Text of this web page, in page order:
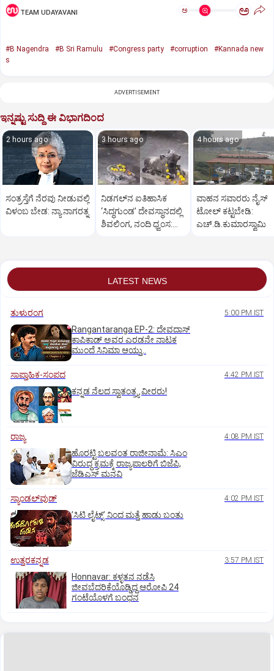
TEAM UDAYAVANI ಅ ಅ
#B Nagendra #B Sri Ramulu #Congress party #corruption
#Kannada new
s
ADVERTISEMENT
ಇನ್ನಷ್ಟು ಸುದ್ದಿ ಈ ವಿಭಾಗದಿಂದ
2 hours ago
ಸಂತ್ರಸ್ತೆಗೆ ನೆರವು ನೀಡುವಲ್ಲಿ
ವಿಳಂಬ ಬೇಡ: ನ್ಯಾ.ನಾಗರತ್ನ
3 hours ago
ನಿಡಗಲ್‌ನ ಐತಿಹಾಸಿಕ
‘ಸಿದ್ಧಗುಂಡ’ ದೇವಸ್ಥಾನದಲ್ಲಿ
ಶಿವಲಿಂಗ, ನಂದಿ ಧ್ವಂಸ:
4 hours ago
ವಾಹನ ಸವಾರರು ನೈಸ್‌
ಟೋಲ್‌ ಕಟ್ಟಬೇಡಿ:
ಎಚ್‌.ಡಿ.ಕುಮಾರಸ್ವಾಮಿ
LATEST NEWS
ತುಳುರಂಗ 5:00 PM IST
Rangantaranga EP-2: ದೇವದಾಸ್
ಕಾಪಿಕಾಡ್‌ ಅವರ ಎರಡನೇ ನಾಟಕ
ಮುಂದೆ ಸಿನಿಮಾ ಆಯ್ತು..
ಸಾಪ್ತಾಹಿಕ-ಸಂಪದ 4:42 PM IST
ಕನ್ನಡ ನೆಲದ ಸ್ವಾತಂತ್ರ್ಯ ವೀರರು!
ರಾಜ್ಯ 4:08 PM IST
ಹೊರಟ್ಟಿ ಬಲವಂತ ರಾಜೀನಾಮೆ: ಸಿಎಂ
ವಿರುದ್ಧ ಕ್ರಮಕ್ಕೆ ರಾಜ್ಯಪಾಲರಿಗೆ ಬಿಜೆಪಿ,
ಜೆಡಿಎಸ್ ಮನವಿ
ಸ್ಯಾಂಡಲ್‌ವುಡ್‌ 4:02 PM IST
ʼಸಿಟಿ ಲೈಟ್ಸ್‌ʼ ನಿಂದ ಮತ್ತೆ ಹಾಡು ಬಂತು
ಉತ್ತರಕನ್ನಡ 3:57 PM IST
Honnavar: ಕಳ್ಳತನ ನಡೆಸಿ
ಜೀವಬೆದರಿಕೆಯೊಡ್ಡಿದ್ದ ಆರೋಪಿ 24
ಗಂಟೆಯೊಳಗೆ ಬಂಧನ